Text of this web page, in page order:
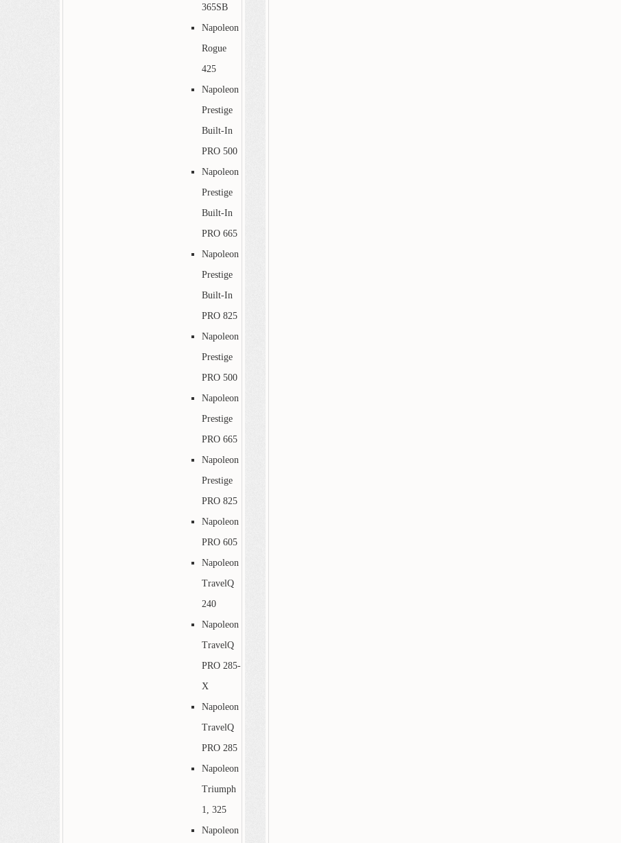
365SB
Napoleon
Rogue
425
Napoleon
Prestige
Built-In
PRO 500
Napoleon
Prestige
Built-In
PRO 665
Napoleon
Prestige
Built-In
PRO 825
Napoleon
Prestige
PRO 500
Napoleon
Prestige
PRO 665
Napoleon
Prestige
PRO 825
Napoleon
PRO 605
Napoleon
TravelQ
240
Napoleon
TravelQ
PRO 285-
X
Napoleon
TravelQ
PRO 285
Napoleon
Triumph
1, 325
Napoleon